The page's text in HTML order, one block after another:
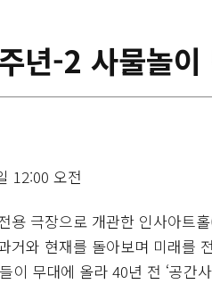
년-2 사물놀
12:00 오전
용 극장으로 개관한 인사아트
거와 현재를 돌아보며 미래를
이 무대에 올라 40년 전 ‘공간